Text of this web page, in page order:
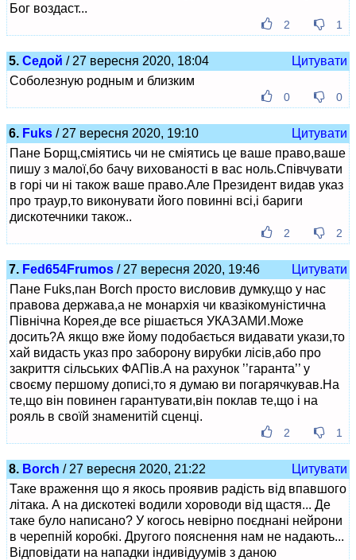
Бог воздаст...
2 1
5. Седой / 27 вересня 2020, 18:04
Цитувати
Соболезную родным и близким
0 0
6. Fuks / 27 вересня 2020, 19:10
Цитувати
Пане Борщ,сміятись чи не сміятись це ваше право,ваше
пишу з малої,бо бачу вихованості в вас ноль.Співчувати
в горі чи ні також ваше право.Але Президент видав указ
про траур,то виконувати його повинні всі,і бариги
дискотечники також..
2 2
7. Fed654Frumos / 27 вересня 2020, 19:46
Цитувати
Пане Fuks,пан Borch просто висловив думку,що у нас
правова держава,а не монархія чи квазікомуністична
Північна Корея,де все рішається УКАЗАМИ.Може
досить?А якщо вже йому подобається видавати укази,то
хай видасть указ про заборону вирубки лісів,або про
закриття сільських ФАПів.А на рахунок ’’гаранта’’ у
своєму першому дописі,то я думаю ви погарячкував.На
те,що він повинен гарантувати,він поклав те,що і на
рояль в своїй знаменитій сценці.
2 1
8. Borch / 27 вересня 2020, 21:22
Цитувати
Таке враження що я якось проявив радість від впавшого
літака. А на дискотекі водили хороводи від щастя... Де
таке було написано? У когось невірно поєднані нейрони
в черепній коробкі. Другого пояснення нам не надають...
Відповідати на нападки індивідуумів з даною